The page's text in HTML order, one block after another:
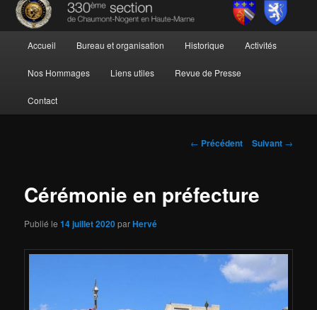
principal
Accueil Bureau et organisation Historique Activités
Nos Hommages Liens utiles Revue de Presse
Contact
Navigation
← Précédent Suivant →
Cérémonie en préfecture
Publié le14 juillet 2020parHervé